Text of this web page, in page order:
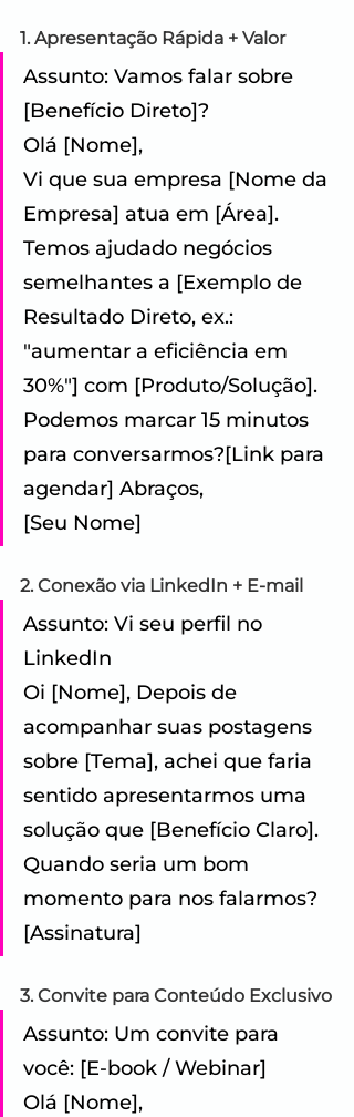
1. Apresentação Rápida + Valor
Assunto: Vamos falar sobre
[Benefício Direto]?
Olá [Nome],
Vi que sua empresa [Nome da
Empresa] atua em [Área].
Temos ajudado negócios
semelhantes a [Exemplo de
Resultado Direto, ex.:
"aumentar a eficiência em
30%"] com [Produto/Solução].
Podemos marcar 15 minutos
para conversarmos?[Link para
agendar] Abraços,
[Seu Nome]
2. Conexão via LinkedIn + E-mail
Assunto: Vi seu perfil no
LinkedIn
Oi [Nome], Depois de
acompanhar suas postagens
sobre [Tema], achei que faria
sentido apresentarmos uma
solução que [Benefício Claro].
Quando seria um bom
momento para nos falarmos?
[Assinatura]
3. Convite para Conteúdo Exclusivo
Assunto: Um convite para
você: [E-book / Webinar]
Olá [Nome],